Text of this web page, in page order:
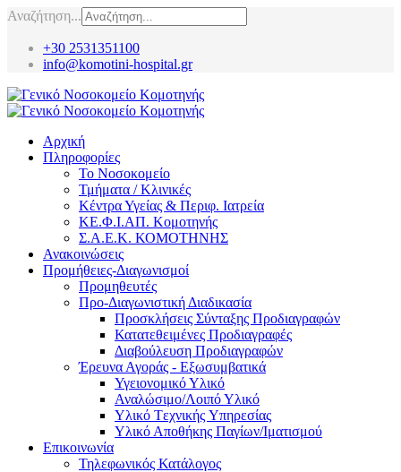
Αναζήτηση...
+30 2531351100
info@komotini-hospital.gr
Αρχική
Πληροφορίες
Το Νοσοκομείο
Τμήματα / Κλινικές
Κέντρα Υγείας & Περιφ. Ιατρεία
ΚΕ.Φ.Ι.ΑΠ. Κομοτηνής
Σ.Α.Ε.Κ. ΚΟΜΟΤΗΝΗΣ
Ανακοινώσεις
Προμήθειες-Διαγωνισμοί
Προμηθευτές
Προ-Διαγωνιστική Διαδικασία
Προσκλήσεις Σύνταξης Προδιαγραφών
Κατατεθειμένες Προδιαγραφές
Διαβούλευση Προδιαγραφών
Έρευνα Αγοράς - Εξωσυμβατικά
Υγειονομικό Υλικό
Αναλώσιμο/Λοιπό Υλικό
Υλικό Tεχνικής Yπηρεσίας
Υλικό Αποθήκης Παγίων/Ιματισμού
Επικοινωνία
Τηλεφωνικός Κατάλογος